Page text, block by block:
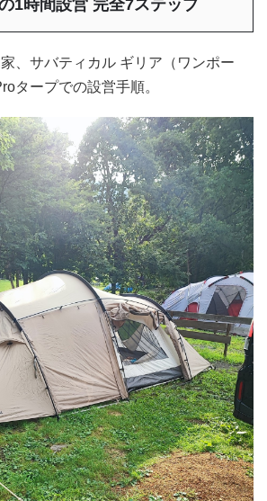
1時間設営 完全7ステップ
、サバティカル ギリア（ワンポー
タープでの設営手順。